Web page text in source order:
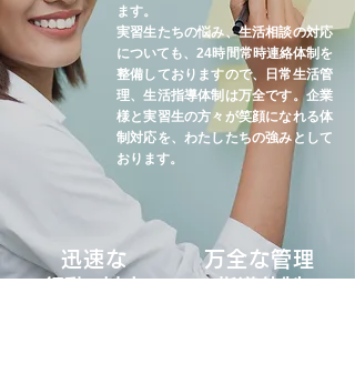
ます。
実習生たちの悩み、生活相談の対応
についても、24時間常時連絡体制を
整備しておりますので、日常生活管
理、生活指導体制は万全です。企業
様と実習生の方々が笑顔になれる体
制対応を、わたしたちの強みとして
おります。
迅速な
万全な管理